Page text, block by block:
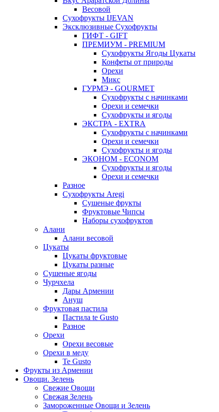
Весовой
Сухофрукты IJEVAN
Эксклюзивные Сухофрукты
ГИФТ - GIFT
ПРЕМИУМ - PREMIUM
Сухофрукты Ягоды Цукаты
Конфеты от природы
Орехи
Микс
ГУРМЭ - GOURMET
Сухофрукты с начинками
Орехи и семечки
Сухофрукты и ягоды
ЭКСТРА - EXTRA
Сухофрукты с начинками
Орехи и семечки
Сухофрукты и ягоды
ЭКОНОМ - ECONOM
Сухофрукты и ягоды
Орехи и семечки
Разное
Сухофрукты Aregi
Сушеные фрукты
Фруктовые Чипсы
Наборы сухофруктов
Алани
Алани весовой
Цукаты
Цукаты фруктовые
Цукаты разные
Сушеные ягоды
Чурчхела
Дары Армении
Ануш
Фруктовая пастила
Пастила te Gusto
Разное
Орехи
Орехи весовые
Орехи в меду
Te Gusto
Фрукты из Армении
Овощи. Зелень
Свежие Овощи
Свежая Зелень
Замороженные Овощи и Зелень